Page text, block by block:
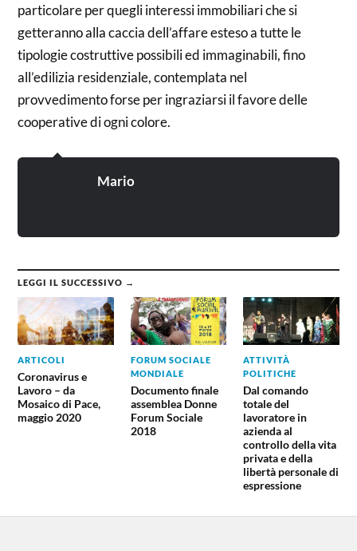
particolare per quegli interessi immobiliari che si
getteranno alla caccia dell’affare esteso a tutte le
tipologie costruttive possibili ed immaginabili, fino
all’edilizia residenziale, contemplata nel
provvedimento forse per ingraziarsi il favore delle
cooperative di ogni colore.
Mario
LEGGI IL SUCCESSIVO →
ARTICOLI
Coronavirus e
Lavoro – da
Mosaico di Pace,
maggio 2020
FORUM SOCIALE
MONDIALE
Documento finale
assemblea Donne
Forum Sociale
2018
ATTIVITÀ
POLITICHE
Dal comando
totale del
lavoratore in
azienda al
controllo della vita
privata e della
libertà personale di
espressione